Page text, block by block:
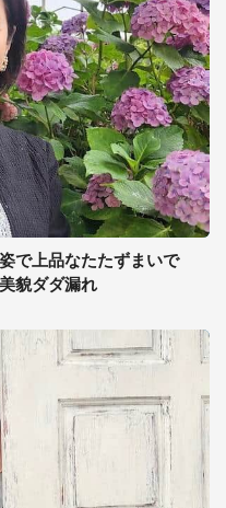
で上品なたたずまいで
貌ダダ漏れ